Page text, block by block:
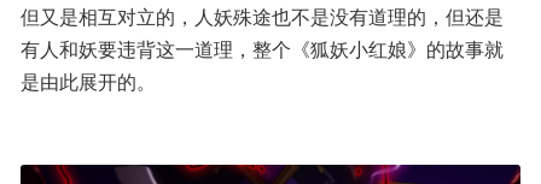
但又是相互对立的，人妖殊途也不是没有道理的，但还是
有人和妖要违背这一道理，整个《狐妖小红娘》的故事就
是由此展开的。